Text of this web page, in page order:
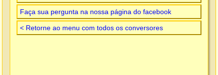
Faça sua pergunta na nossa página do facebook
< Retorne ao menu com todos os conversores